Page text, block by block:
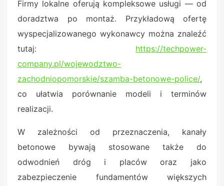
Firmy lokalne oferują kompleksowe usługi — od
doradztwa po montaż. Przykładową ofertę
wyspecjalizowanego wykonawcy można znaleźć
tutaj: https://techpower-
company.pl/wojewodztwo-
zachodniopomorskie/szamba-betonowe-police/,
co ułatwia porównanie modeli i terminów
realizacji.
W zależności od przeznaczenia, kanały
betonowe bywają stosowane także do
odwodnień dróg i placów oraz jako
zabezpieczenie fundamentów większych